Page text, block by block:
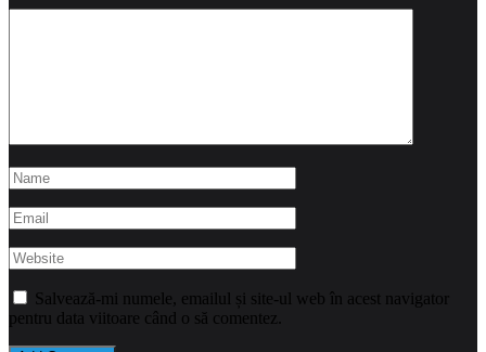
Salvează-mi numele, emailul și site-ul web în acest navigator
pentru data viitoare când o să comentez.